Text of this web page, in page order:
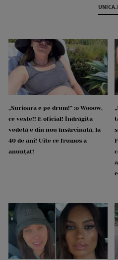
„Surioara e pe drum!” :o Wooow,
ce veste!! E oficial! Îndrăgita
vedetă e din nou însărcinată, la
40 de ani! Uite ce frumos a
anunțat!